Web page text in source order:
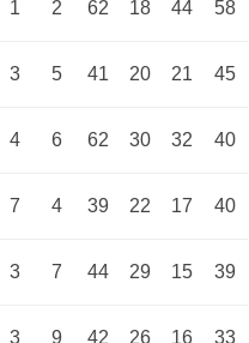
1 2 62 18 44 58
3 5 41 20 21 45
4 6 62 30 32 40
7 4 39 22 17 40
3 7 44 29 15 39
3 9 42 26 16 33